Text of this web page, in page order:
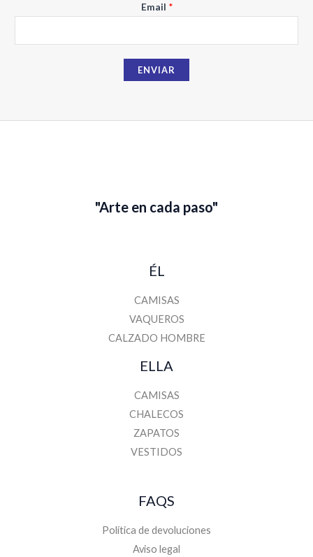
o
r
m
Email *
ENVIAR
"Arte en cada paso"
ÉL
CAMISAS
VAQUEROS
CALZADO HOMBRE
ELLA
CAMISAS
CHALECOS
ZAPATOS
VESTIDOS
FAQS
Política de devoluciones
Aviso legal